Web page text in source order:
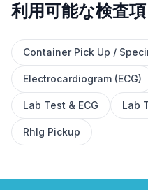
利用可能な検査項
Container Pick Up /
Electrocardiogram (ECG)
Lab Test & ECG Lab
RhIg Pickup
予約する 近くの